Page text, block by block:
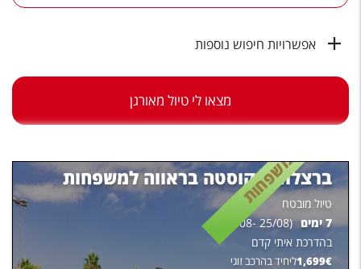
טיסות לחו"ל
מלונות בחו"ל
שירות לקוחות
טופס צור קשר
תקנון
אפשרויות חיפוש נוספות
מצאו לי טיול מאורגן
משפחות
ברצלונה וקוסטה בראווה למשפחות
טיול מובטח
7ימים (
25/08
-
19/08
בהדרכת איתי קדם
1,699€ ליחיד בהרכב זוגי